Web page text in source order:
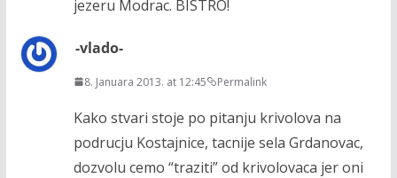
jezeru Modrac. BISTRO!
-vlado-
8. Januara 2013. at 12:45 Permalink
Kako stvari stoje po pitanju krivolova na
podrucju Kostajnice, tacnije sela Grdanovac,
dozvolu cemo “traziti” od krivolovaca jer oni